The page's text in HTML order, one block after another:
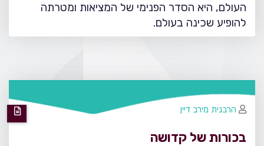
העולם, היא הסדר הפנימי של המציאות ומטרתה
להופיע שכינה בעולם.
בכורות של קדושה
הרבנית מירב דיין